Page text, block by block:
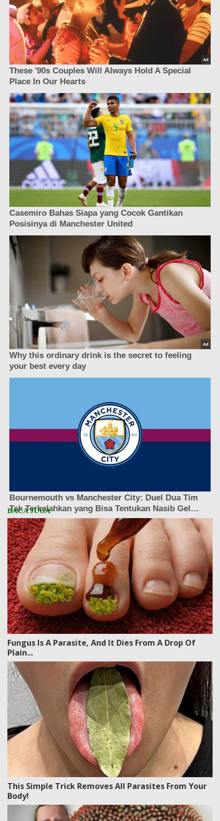
Fungus Is A Parasite, And It Dies From A Drop Of
Plain...
This Simple Trick Removes All Parasites From Your
Body!